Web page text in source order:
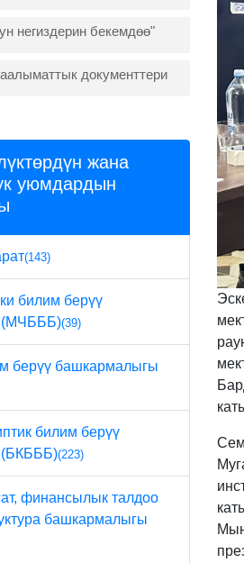
негиздерин бекемдөө"
документтери
жана
уюмдардын
(143)
билим берүү
(МЧБББ)(39)
берүү башкармалыгы
билим берүү
(БКБББ)(223)
финансылык талдоо
башкармалыгы